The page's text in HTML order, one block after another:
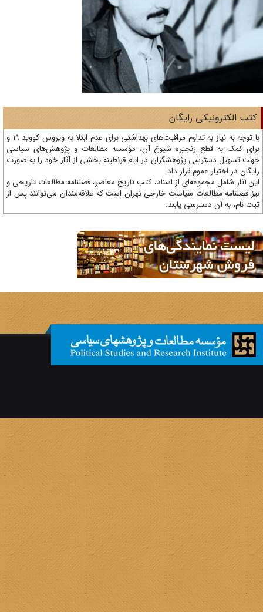
الکترونیکی رایگان
با توجه به نیاز به تداوم مراقبت‌های بهداشتی برای عدم ابتلا به ویروس کووید 19 و
کمک به قطع زنجیره شیوع آن، مؤسسه مطالعات و پژوهش‌های سیاسی
تسهیل دسترسی پژوهشگران در ایام قرنطینه بخشی از آثار خود را به صورت
در اختیار عموم قرار داد.
آثار شامل مجموعه‌ای از اسناد، کتب تاریخ معاصر، فصلنامه‌ مطالعات تاریخی و
فصلنامه مطالعات سیاست خارجی تهران است که علاقه‌مندان می‌توانند پس از
نام، به آن دسترسی یابند.